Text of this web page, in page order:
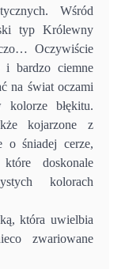
Wśród
typ Królewny
Oczywiście
i bardzo ciemne
na świat oczami
błękitu.
kojarzone z
o śniadej cerze,
doskonale
kolorach
która uwielbia
zwariowane